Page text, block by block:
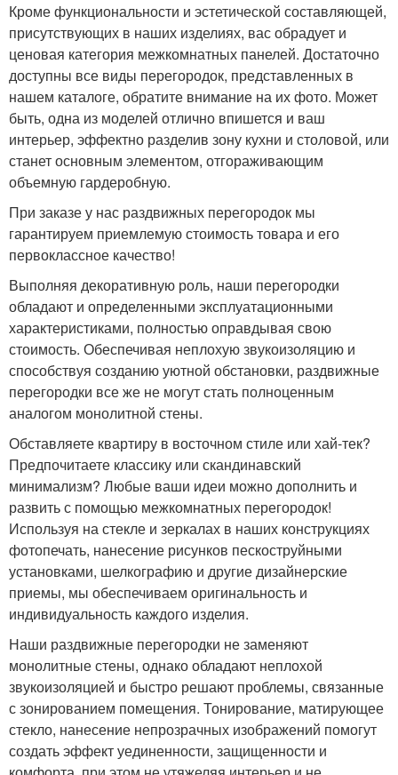
Кроме функциональности и эстетической составляющей,
присутствующих в наших изделиях, вас обрадует и
ценовая категория межкомнатных панелей. Достаточно
доступны все виды перегородок, представленных в
нашем каталоге, обратите внимание на их фото. Может
быть, одна из моделей отлично впишется и ваш
интерьер, эффектно разделив зону кухни и столовой, или
станет основным элементом, отгораживающим
объемную гардеробную.
При заказе у нас раздвижных перегородок мы
гарантируем приемлемую стоимость товара и его
первоклассное качество!
Выполняя декоративную роль, наши перегородки
обладают и определенными эксплуатационными
характеристиками, полностью оправдывая свою
стоимость. Обеспечивая неплохую звукоизоляцию и
способствуя созданию уютной обстановки, раздвижные
перегородки все же не могут стать полноценным
аналогом монолитной стены.
Обставляете квартиру в восточном стиле или хай-тек?
Предпочитаете классику или скандинавский
минимализм? Любые ваши идеи можно дополнить и
развить с помощью межкомнатных перегородок!
Используя на стекле и зеркалах в наших конструкциях
фотопечать, нанесение рисунков пескоструйными
установками, шелкографию и другие дизайнерские
приемы, мы обеспечиваем оригинальность и
индивидуальность каждого изделия.
Наши раздвижные перегородки не заменяют
монолитные стены, однако обладают неплохой
звукоизоляцией и быстро решают проблемы, связанные
с зонированием помещения. Тонирование, матирующее
стекло, нанесение непрозрачных изображений помогут
создать эффект уединенности, защищенности и